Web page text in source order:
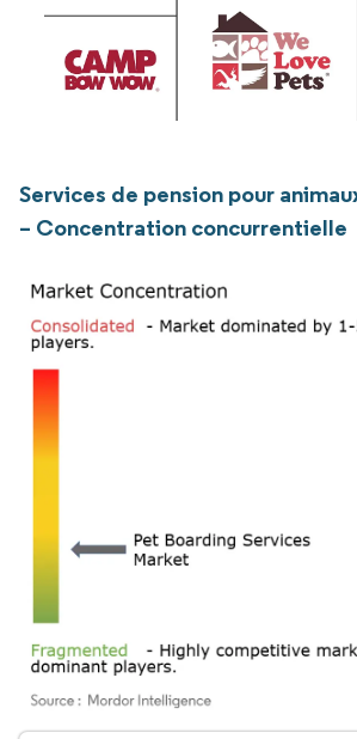
Services de pension pour
– Concentration concurrentielle